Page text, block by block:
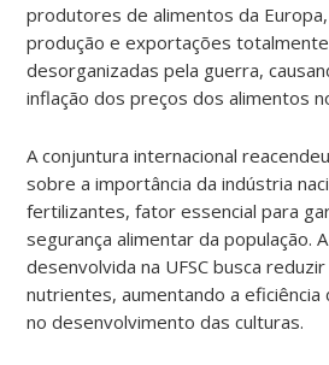
produtores de alimentos da
produção e exportações totalmente
desorganizadas pela guerra,
inflação dos preços dos alimentos
A conjuntura internacional
sobre a importância da indústria
fertilizantes, fator essencial para
segurança alimentar da população.
desenvolvida na UFSC busca
nutrientes, aumentando a
no desenvolvimento das culturas.